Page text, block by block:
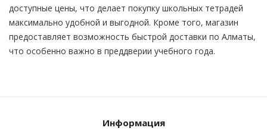
доступные цены, что делает покупку школьных тетрадей
максимально удобной и выгодной. Кроме того, магазин
предоставляет возможность быстрой доставки по Алматы,
что особенно важно в преддверии учебного года.
Информация